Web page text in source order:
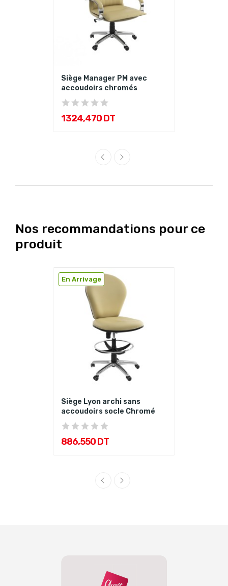
Siège Manager PM avec
accoudoirs chromés
1 324,470 DT
Nos recommandations pour ce
produit
En Arrivage
Siège Lyon archi sans
accoudoirs socle Chromé
886,550 DT